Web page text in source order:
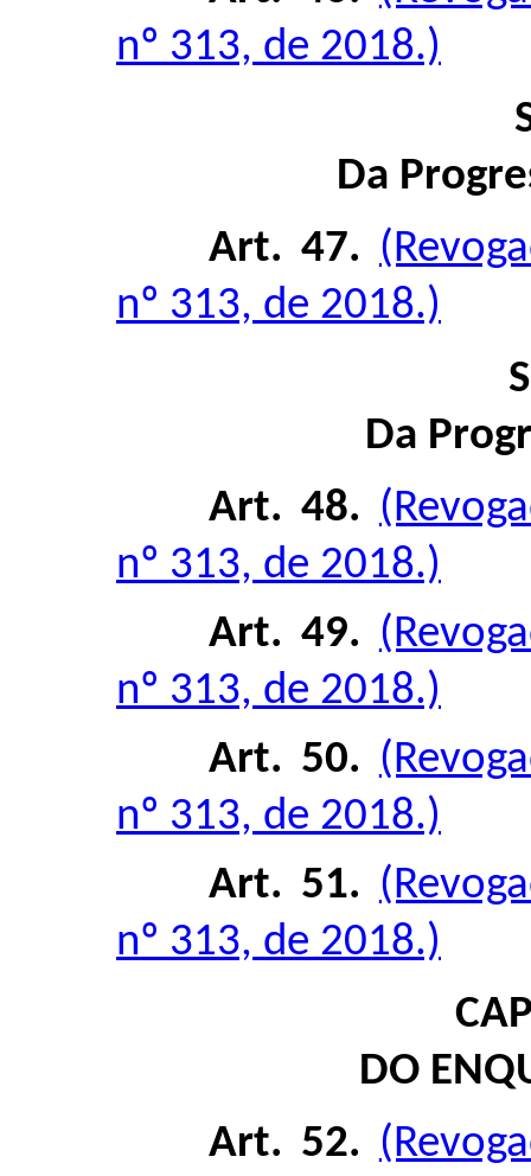
nº 313, de 2018.)
Da
Art. 47.
nº 313, de 2018.)
Da
Art. 48.
nº 313, de 2018.)
Art. 49.
nº 313, de 2018.)
Art. 50.
nº 313, de 2018.)
Art. 51.
nº 313, de 2018.)
DO
Art. 52.